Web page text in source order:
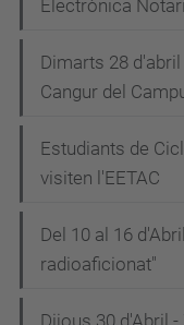
Electrònica
Dimarts 28
Cangur del
Estudiants de
visiten l'EETAC
Del 10 al 16
radioaficionat"
Dijous 30 d'Abril